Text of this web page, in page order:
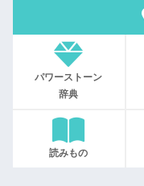
パワーストーン
辞典
読みもの